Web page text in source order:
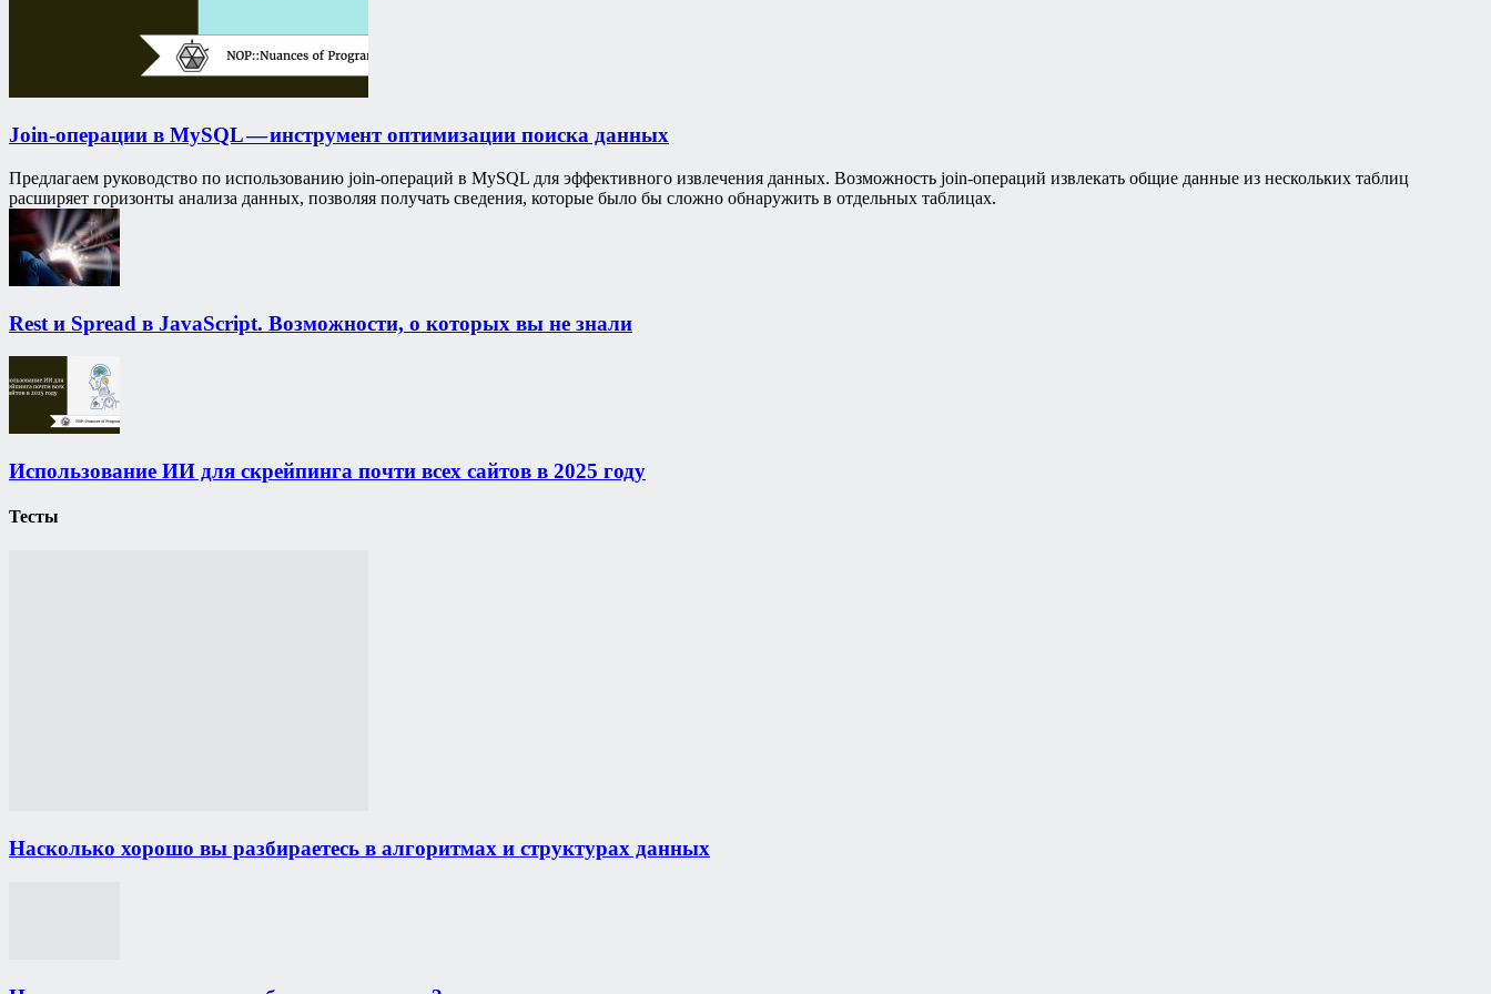
Join-операции в MySQL — инструмент оптимизации поиска данных
Предлагаем руководство по использованию join-операций в MySQL для эффективного извлечения данных. Возможность join-операций извлекать общие данные из нескольких таблиц
расширяет горизонты анализа данных, позволяя получать сведения, которые было бы сложно обнаружить в отдельных таблицах.
Rest и Spread в JavaScript. Возможности, о которых вы не знали
Использование ИИ для скрейпинга почти всех сайтов в 2025 году
Тесты
Насколько хорошо вы разбираетесь в алгоритмах и структурах данных